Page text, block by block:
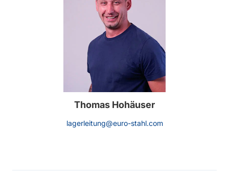
Thomas Hohäuser
lagerleitung@euro-stahl.com